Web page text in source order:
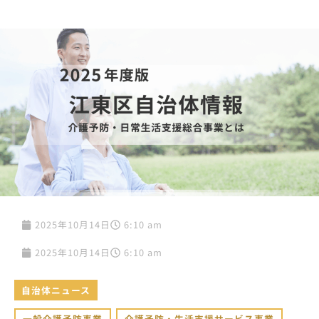
2025年10月14日 6:10 am
2025年10月14日 6:10 am
自治体ニュース